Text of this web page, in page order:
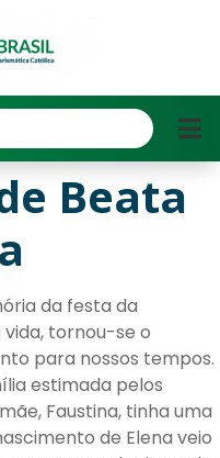
Beata
da festa da
vida, tornou-se o
para nossos tempos.
estimada pelos
Faustina, tinha uma
de Elena veio